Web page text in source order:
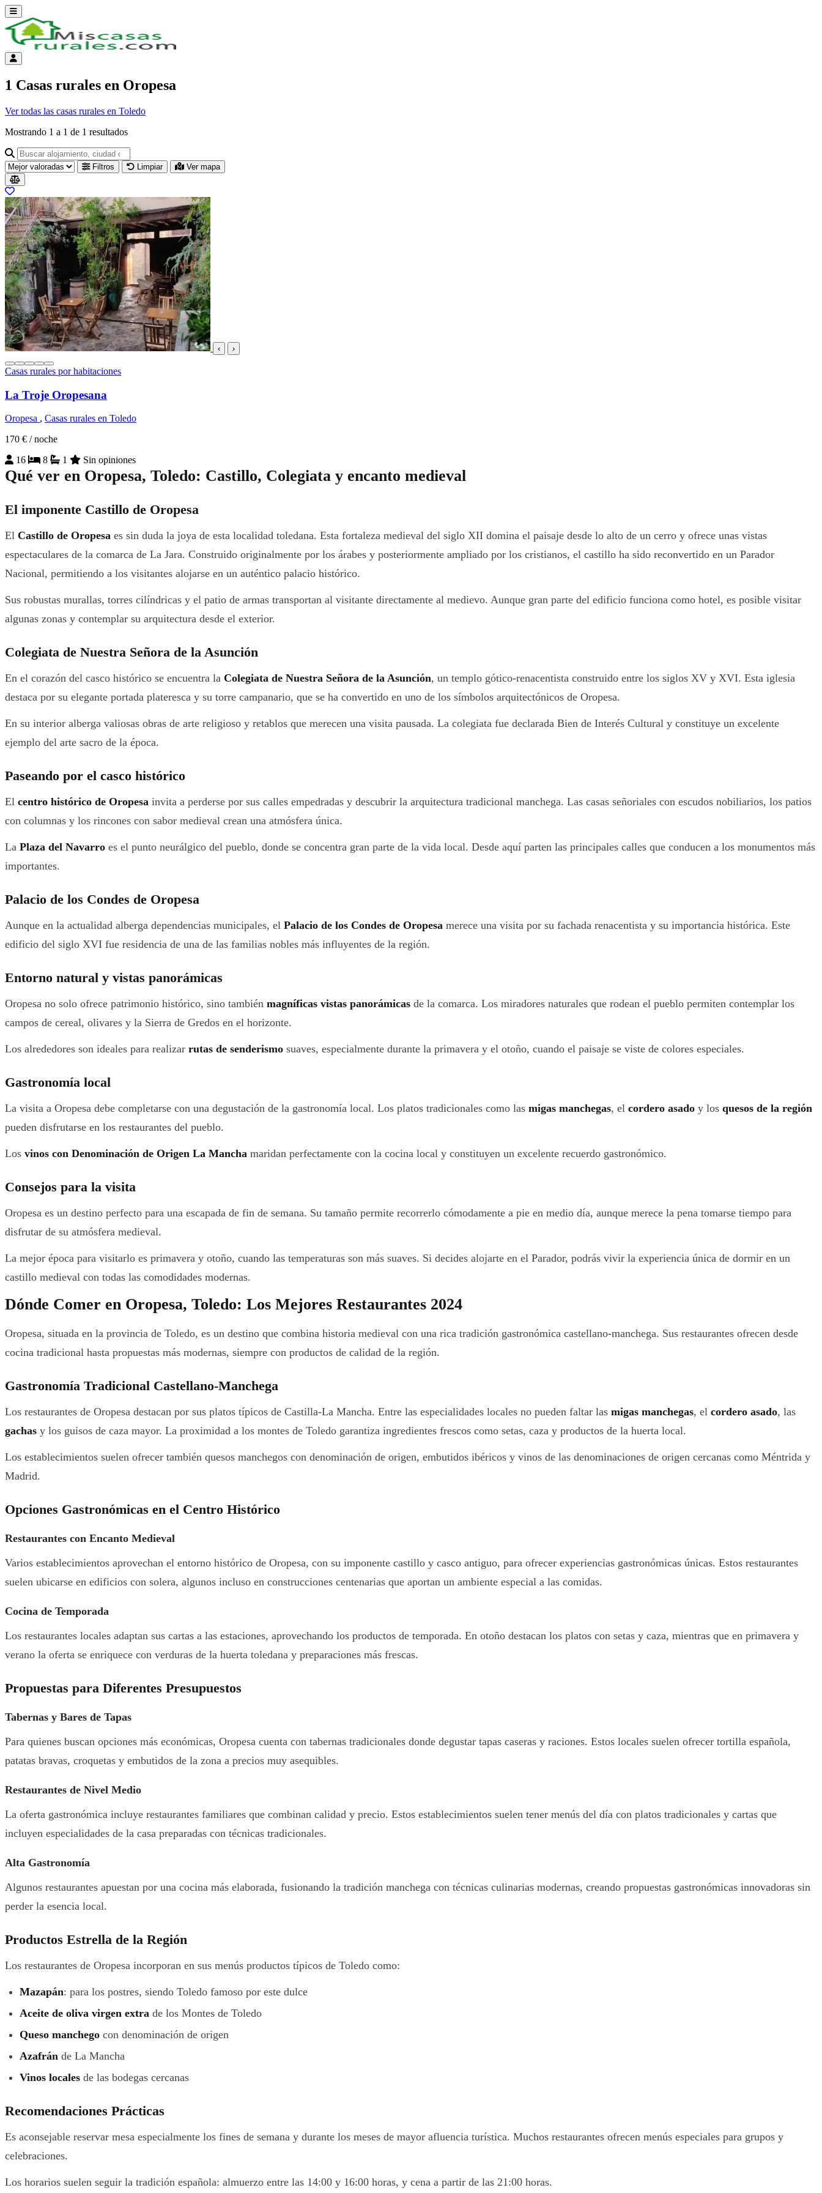
Abrir menú
Menú de cuenta
1 Casas rurales en Oropesa
Ver todas las casas rurales en Toledo
Mostrando 1 a 1 de 1 resultados
Buscar alojamiento, ciudad o provincia para ir a su página
Filtros Limpiar Ver mapa
Resultados del listado
‹ ›
Casas rurales por habitaciones
La Troje Oropesana
Oropesa , Casas rurales en Toledo
170 € / noche
16
8 1 Sin opiniones
Qué ver en Oropesa, Toledo: Castillo, Colegiata y encanto medieval
El imponente Castillo de Oropesa
El Castillo de Oropesa es sin duda la joya de esta localidad toledana. Esta fortaleza medieval del siglo XII domina el paisaje desde lo alto de un cerro y ofrece unas vistas
espectaculares de la comarca de La Jara. Construido originalmente por los árabes y posteriormente ampliado por los cristianos, el castillo ha sido reconvertido en un Parador
Nacional, permitiendo a los visitantes alojarse en un auténtico palacio histórico.
Sus robustas murallas, torres cilíndricas y el patio de armas transportan al visitante directamente al medievo. Aunque gran parte del edificio funciona como hotel, es posible visitar
algunas zonas y contemplar su arquitectura desde el exterior.
Colegiata de Nuestra Señora de la Asunción
En el corazón del casco histórico se encuentra la Colegiata de Nuestra Señora de la Asunción, un templo gótico-renacentista construido entre los siglos XV y XVI. Esta iglesia
destaca por su elegante portada plateresca y su torre campanario, que se ha convertido en uno de los símbolos arquitectónicos de Oropesa.
En su interior alberga valiosas obras de arte religioso y retablos que merecen una visita pausada. La colegiata fue declarada Bien de Interés Cultural y constituye un excelente
ejemplo del arte sacro de la época.
Paseando por el casco histórico
El centro histórico de Oropesa invita a perderse por sus calles empedradas y descubrir la arquitectura tradicional manchega. Las casas señoriales con escudos nobiliarios, los patios
con columnas y los rincones con sabor medieval crean una atmósfera única.
La Plaza del Navarro es el punto neurálgico del pueblo, donde se concentra gran parte de la vida local. Desde aquí parten las principales calles que conducen a los monumentos más
importantes.
Palacio de los Condes de Oropesa
Aunque en la actualidad alberga dependencias municipales, el Palacio de los Condes de Oropesa merece una visita por su fachada renacentista y su importancia histórica. Este
edificio del siglo XVI fue residencia de una de las familias nobles más influyentes de la región.
Entorno natural y vistas panorámicas
Oropesa no solo ofrece patrimonio histórico, sino también magníficas vistas panorámicas de la comarca. Los miradores naturales que rodean el pueblo permiten contemplar los
campos de cereal, olivares y la Sierra de Gredos en el horizonte.
Los alrededores son ideales para realizar rutas de senderismo suaves, especialmente durante la primavera y el otoño, cuando el paisaje se viste de colores especiales.
Gastronomía local
La visita a Oropesa debe completarse con una degustación de la gastronomía local. Los platos tradicionales como las migas manchegas, el cordero asado y los quesos de la región
pueden disfrutarse en los restaurantes del pueblo.
Los vinos con Denominación de Origen La Mancha maridan perfectamente con la cocina local y constituyen un excelente recuerdo gastronómico.
Consejos para la visita
Oropesa es un destino perfecto para una escapada de fin de semana. Su tamaño permite recorrerlo cómodamente a pie en medio día, aunque merece la pena tomarse tiempo para
disfrutar de su atmósfera medieval.
La mejor época para visitarlo es primavera y otoño, cuando las temperaturas son más suaves. Si decides alojarte en el Parador, podrás vivir la experiencia única de dormir en un
castillo medieval con todas las comodidades modernas.
Dónde Comer en Oropesa, Toledo: Los Mejores Restaurantes 2024
Oropesa, situada en la provincia de Toledo, es un destino que combina historia medieval con una rica tradición gastronómica castellano-manchega. Sus restaurantes ofrecen desde
cocina tradicional hasta propuestas más modernas, siempre con productos de calidad de la región.
Gastronomía Tradicional Castellano-Manchega
Los restaurantes de Oropesa destacan por sus platos típicos de Castilla-La Mancha. Entre las especialidades locales no pueden faltar las migas manchegas, el cordero asado, las
gachas y los guisos de caza mayor. La proximidad a los montes de Toledo garantiza ingredientes frescos como setas, caza y productos de la huerta local.
Los establecimientos suelen ofrecer también quesos manchegos con denominación de origen, embutidos ibéricos y vinos de las denominaciones de origen cercanas como Méntrida y
Madrid.
Opciones Gastronómicas en el Centro Histórico
Restaurantes con Encanto Medieval
Varios establecimientos aprovechan el entorno histórico de Oropesa, con su imponente castillo y casco antiguo, para ofrecer experiencias gastronómicas únicas. Estos restaurantes
suelen ubicarse en edificios con solera, algunos incluso en construcciones centenarias que aportan un ambiente especial a las comidas.
Cocina de Temporada
Los restaurantes locales adaptan sus cartas a las estaciones, aprovechando los productos de temporada. En otoño destacan los platos con setas y caza, mientras que en primavera y
verano la oferta se enriquece con verduras de la huerta toledana y preparaciones más frescas.
Propuestas para Diferentes Presupuestos
Tabernas y Bares de Tapas
Para quienes buscan opciones más económicas, Oropesa cuenta con tabernas tradicionales donde degustar tapas caseras y raciones. Estos locales suelen ofrecer tortilla española,
patatas bravas, croquetas y embutidos de la zona a precios muy asequibles.
Restaurantes de Nivel Medio
La oferta gastronómica incluye restaurantes familiares que combinan calidad y precio. Estos establecimientos suelen tener menús del día con platos tradicionales y cartas que
incluyen especialidades de la casa preparadas con técnicas tradicionales.
Alta Gastronomía
Algunos restaurantes apuestan por una cocina más elaborada, fusionando la tradición manchega con técnicas culinarias modernas, creando propuestas gastronómicas innovadoras sin
perder la esencia local.
Productos Estrella de la Región
Los restaurantes de Oropesa incorporan en sus menús productos típicos de Toledo como:
Mazapán: para los postres, siendo Toledo famoso por este dulce
Aceite de oliva virgen extra de los Montes de Toledo
Queso manchego con denominación de origen
Azafrán de La Mancha
Vinos locales de las bodegas cercanas
Recomendaciones Prácticas
Es aconsejable reservar mesa especialmente los fines de semana y durante los meses de mayor afluencia turística. Muchos restaurantes ofrecen menús especiales para grupos y
celebraciones.
Los horarios suelen seguir la tradición española: almuerzo entre las 14:00 y 16:00 horas, y cena a partir de las 21:00 horas.